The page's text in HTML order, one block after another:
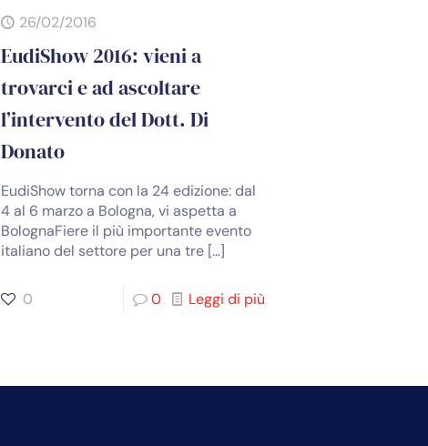
26/02/2016
EudiShow 2016: vieni a
trovarci e ad ascoltare
l’intervento del Dott. Di
Donato
EudiShow torna con la 24 edizione: dal
4 al 6 marzo a Bologna, vi aspetta a
BolognaFiere il più importante evento
italiano del settore per una tre[…]
0 0 Leggi di più